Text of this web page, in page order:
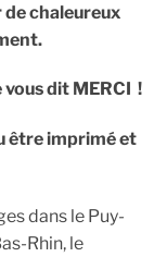
de chaleureux
dit MERCI !
être imprimé et
dans le Puy-
Rhin, le